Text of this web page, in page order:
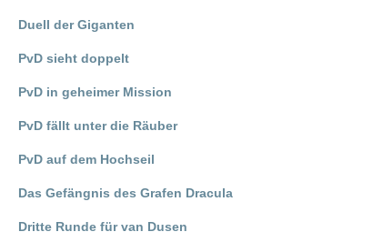
Duell der Giganten
PvD sieht doppelt
PvD in geheimer Mission
PvD fällt unter die Räuber
PvD auf dem Hochseil
Das Gefängnis des Grafen Dracula
Dritte Runde für van Dusen